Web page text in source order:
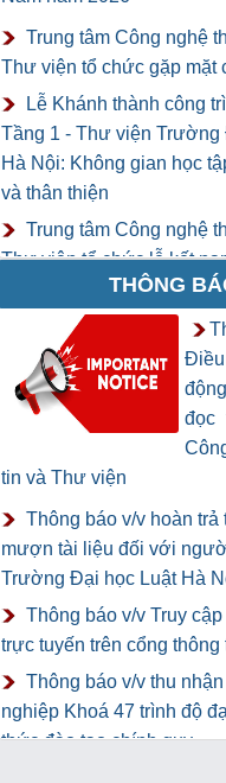
Trung tâm Công nghệ
Thư viện tổ chức gặp mặt
Lễ Khánh thành công
Tầng 1 - Thư viện
Hà Nội: Không gian học
và thân thiện
Trung tâm Công nghệ
Thư viện tổ chức lễ kết
Khai mạc Khóa học
cho chuyên gia thông tin
THÔNG
đọc
tin và Thư viện
Thông báo v/v hoàn trả
mượn tài liệu đối với
Trường Đại học Luật Hà
Thông báo v/v Truy
trực tuyến trên cổng thông
Thông báo v/v thu
nghiệp Khoá 47 trình độ
thức đào tạo chính quy